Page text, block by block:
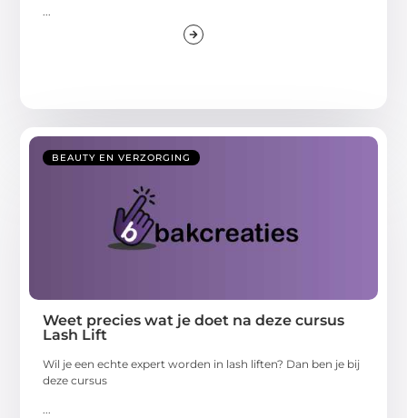
BEAUTY EN VERZORGING
Weet precies wat je doet na deze cursus
Lash Lift
Wil je een echte expert worden in lash liften? Dan ben je bij
deze cursus
...